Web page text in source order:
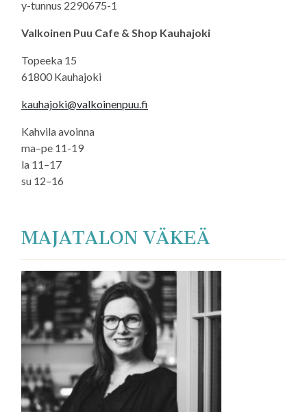
y-tunnus 2290675-1
Valkoinen Puu Cafe & Shop Kauhajoki
Topeeka 15
61800 Kauhajoki
kauhajoki@valkoinenpuu.fi
Kahvila avoinna
ma–pe 11-19
la 11–17
su 12–16
MAJATALON VÄKEÄ